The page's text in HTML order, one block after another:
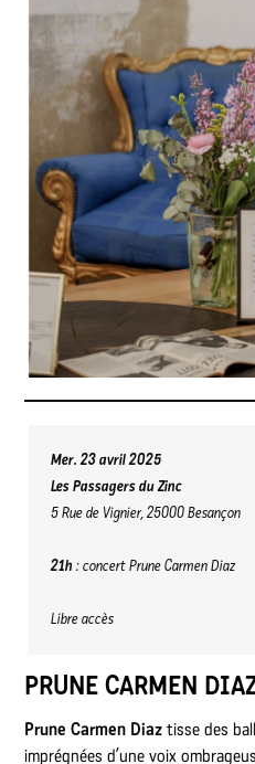
Mer. 23 avril 2025
Les Passagers du Zinc
5 Rue de Vignier, 25000 Besançon
21h : concert Prune Carmen Diaz
Libre accès
PRUNE CARMEN
Prune Carmen Diaz tisse des
imprégnées d’une voix